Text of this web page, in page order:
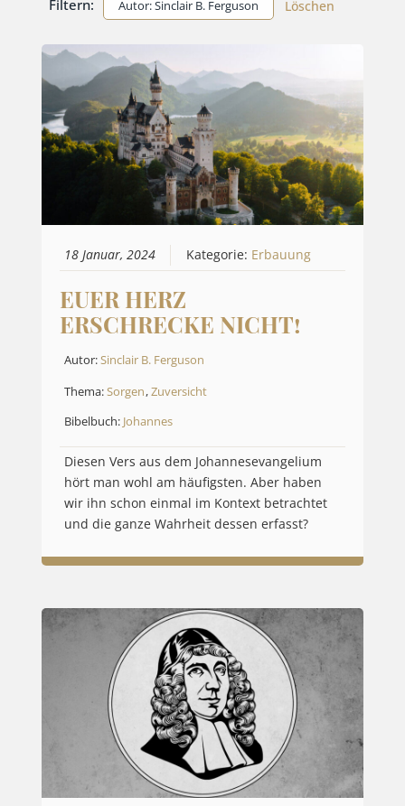
Filtern: Autor: Sinclair B. Ferguson Löschen
18 Januar, 2024 Kategorie: Erbauung
EUER HERZ
ERSCHRECKE NICHT!
Autor:Sinclair B. Ferguson
Thema:Sorgen,Zuversicht
Bibelbuch: Johannes
Diesen Vers aus dem Johannesevangelium
hört man wohl am häufigsten. Aber haben
wir ihn schon einmal im Kontext betrachtet
und die ganze Wahrheit dessen erfasst?